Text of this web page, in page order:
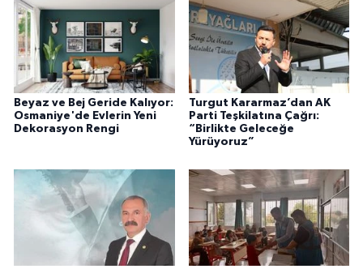
Beyaz ve Bej Geride Kalıyor:
Osmaniye'de Evlerin Yeni
Dekorasyon Rengi
Turgut Kararmaz’dan AK
Parti Teşkilatına Çağrı:
“Birlikte Geleceğe
Yürüyoruz”